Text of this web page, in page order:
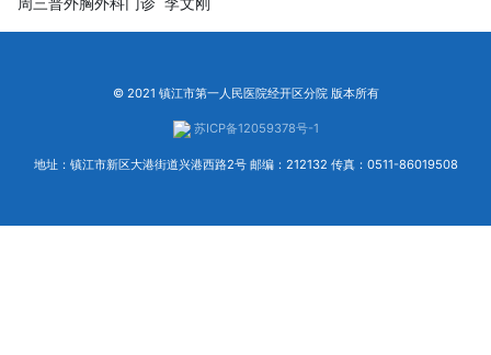
© 2021 镇江市第一人民医院经开区分院 版本所有
苏ICP备12059378号-1
地址：镇江市新区大港街道兴港西路2号 邮编：212132 传真：0511-86019508